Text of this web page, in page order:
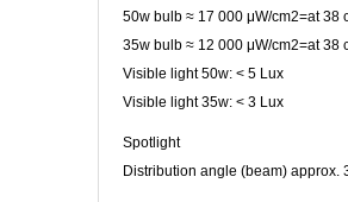
50w bulb ≈ 17 000 μW/cm2=at 38
35w bulb ≈ 12 000 μW/cm2=at 38
Visible light 50w: < 5 Lux
Visible light 35w: < 3 Lux
Spotlight
Distribution angle (beam) approx.